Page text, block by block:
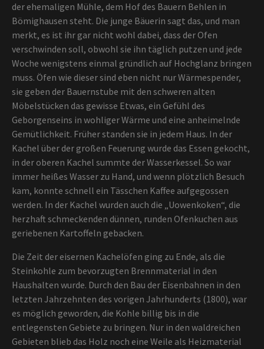
der ehemaligen Mühle, dem Hof des Bauern Behlen in
Bömighausen steht. Die junge Bäuerin sagt das, und man
merkt, es ist ihr gar nicht wohl dabei, dass der Ofen
verschwinden soll, obwohl sie ihn täglich putzen und jede
Woche wenigstens einmal gründlich auf Hochglanz bringen
muss. Öfen wie dieser sind eben nicht nur Wärmespender,
sie geben der Bauernstube mit den schweren alten
Möbelstücken das gewisse Etwas, ein Gefühl des
Geborgenseins in wohliger Wärme und eine anheimelnde
Gemütlichkeit. Früher standen sie in jedem Haus. In der
Kachel über der großen Feuerung wurde das Essen gekocht,
in der oberen Kachel summte der Wasserkessel. So war
immer heißes Wasser zu Hand, und wenn plötzlich Besuch
kam, konnte schnell ein Tässchen Kaffee aufgegossen
werden. In der Kachel wurden auch die „Uowenkoken“, die
herzhaft schmeckenden dünnen, runden Ofenkuchen aus
geriebenen Kartoffeln gebacken.
Die Zeit der eisernen Kachelöfen ging zu Ende, als die
Steinkohle zum bevorzugten Brennmaterial in den
Haushalten wurde. Durch den Bau der Eisenbahnen in den
letzten Jahrzehnten des vorigen Jahrhunderts (1800), war
es möglich geworden, die Kohle billig bis in die
entlegensten Gebiete zu bringen. Nur in den waldreichen
Gebieten blieb das Holz noch eine Weile als Heizmaterial